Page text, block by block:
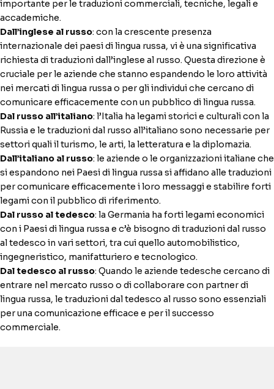
importante per le traduzioni commerciali, tecniche, legali e
accademiche.
Dall’inglese al russo: con la crescente presenza
internazionale dei paesi di lingua russa, vi è una significativa
richiesta di traduzioni dall’inglese al russo. Questa direzione è
cruciale per le aziende che stanno espandendo le loro attività
nei mercati di lingua russa o per gli individui che cercano di
comunicare efficacemente con un pubblico di lingua russa.
Dal russo all’italiano: l’Italia ha legami storici e culturali con la
Russia e le traduzioni dal russo all’italiano sono necessarie per
settori quali il turismo, le arti, la letteratura e la diplomazia.
Dall’italiano al russo: le aziende o le organizzazioni italiane che
si espandono nei Paesi di lingua russa si affidano alle traduzioni
per comunicare efficacemente i loro messaggi e stabilire forti
legami con il pubblico di riferimento.
Dal russo al tedesco: la Germania ha forti legami economici
con i Paesi di lingua russa e c’è bisogno di traduzioni dal russo
al tedesco in vari settori, tra cui quello automobilistico,
ingegneristico, manifatturiero e tecnologico.
Dal tedesco al russo: Quando le aziende tedesche cercano di
entrare nel mercato russo o di collaborare con partner di
lingua russa, le traduzioni dal tedesco al russo sono essenziali
per una comunicazione efficace e per il successo
commerciale.